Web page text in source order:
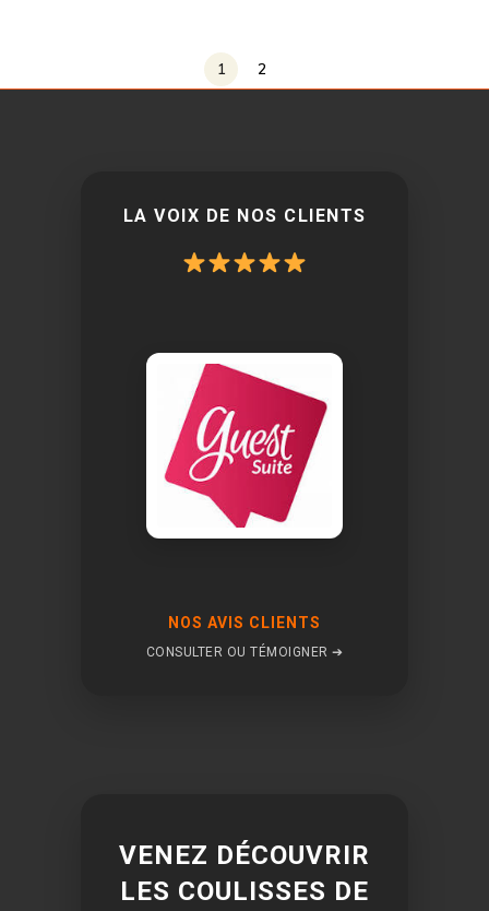
1 2
LA VOIX DE NOS CLIENTS
NOS AVIS CLIENTS
CONSULTER OU TÉMOIGNER ➔
VENEZ DÉCOUVRIR
LES COULISSES DE